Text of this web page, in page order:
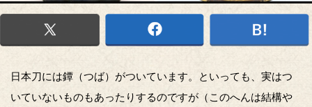
日本刀には鐔（つば）がついています。といっても、実はつ
いていないものもあったりするのですが（このへんは結構や